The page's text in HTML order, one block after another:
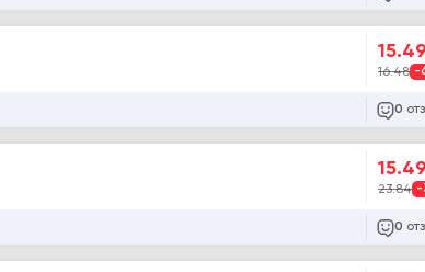
15.49
16.48 -
0
15.49
23.84 -
0